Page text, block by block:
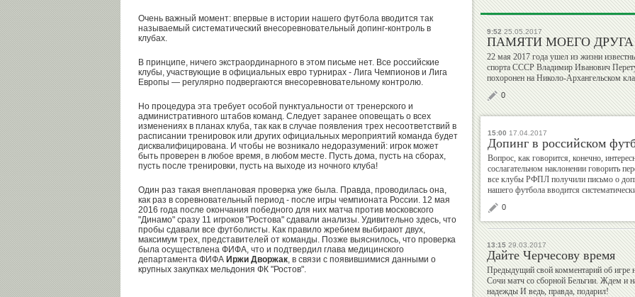
Очень важный момент: впервые в истории нашего футбола вводится так
называемый систематический внесоревновательный допинг-контроль в
клубах.
В принципе, ничего экстраординарного в этом письме нет. Все российские
клубы, участвующие в официальных евро турнирах - Лига Чемпионов и Лига
Европы — регулярно подвергаются внесоревновательному контролю.
Но процедура эта требует особой пунктуальности от тренерского и
административного штабов команд. Следует заранее оповещать о всех
изменениях в планах клуба, так как в случае появления трех несоответствий в
расписании тренировок или других официальных мероприятий команда будет
дисквалифицирована. И чтобы не возникало недоразумений: игрок может
быть проверен в любое время, в любом месте. Пусть дома, пусть на сборах,
пусть после тренировки, пусть на выходе из ночного клуба!
Один раз такая внеплановая проверка уже была. Правда, проводилась она,
как раз в соревновательный период - после игры чемпионата России. 12 мая
2016 года после окончания победного для них матча против московского
"Динамо" сразу 11 игроков "Ростова" сдавали анализы. Удивительно здесь, что
пробы сдавали все футболисты. Как правило жребием выбирают двух,
максимум трех, представителей от команды. Позже выяснилось, что проверка
была осуществлена ФИФА, что и подтвердил глава медицинского
департамента ФИФА Иржи Дворжак, в связи с появившимися данными о
крупных закупках мельдония ФК "Ростов".
Валерий
Штейнбах
Михаил
Шлаен
Рудольф
Незвецкий
Алексей
Власенко
Дмитрий
Дубровский
Екатерина
Киселева
9:5225.05.2017
ПАМЯТИ МОЕГО
22 мая 2017 года ушел из жизни
спорта СССР Владимир Иванович
похоронен на Николо-Архангельском
0
15:00 17.04.2017
Допинг в российском
Вопрос, как говорится, конечно,
сослагательном наклонении говорить
все клубы РФПЛ получили письмо о
нашего футбола вводится
0
13:1529.03.2017
Дайте Черчесову время
Предыдущий свой комментарий об игре
Сочи матч со сборной Бельгии. Ждем и
надежды И ведь, правда, подарил!